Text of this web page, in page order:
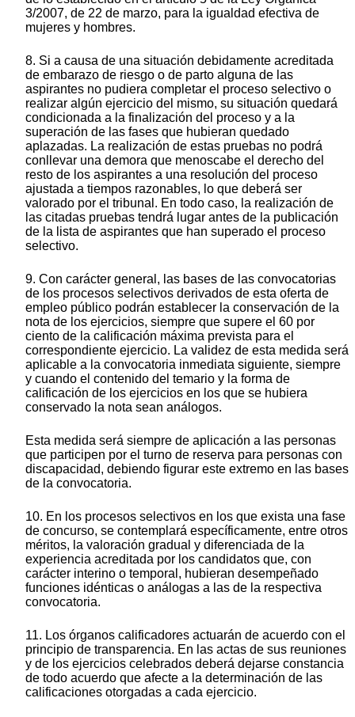
3/2007, de 22 de marzo, para la igualdad efectiva de
mujeres y hombres.
8. Si a causa de una situación debidamente acreditada
de embarazo de riesgo o de parto alguna de las
aspirantes no pudiera completar el proceso selectivo o
realizar algún ejercicio del mismo, su situación quedará
condicionada a la finalización del proceso y a la
superación de las fases que hubieran quedado
aplazadas. La realización de estas pruebas no podrá
conllevar una demora que menoscabe el derecho del
resto de los aspirantes a una resolución del proceso
ajustada a tiempos razonables, lo que deberá ser
valorado por el tribunal. En todo caso, la realización de
las citadas pruebas tendrá lugar antes de la publicación
de la lista de aspirantes que han superado el proceso
selectivo.
9. Con carácter general, las bases de las convocatorias
de los procesos selectivos derivados de esta oferta de
empleo público podrán establecer la conservación de la
nota de los ejercicios, siempre que supere el 60 por
ciento de la calificación máxima prevista para el
correspondiente ejercicio. La validez de esta medida será
aplicable a la convocatoria inmediata siguiente, siempre
y cuando el contenido del temario y la forma de
calificación de los ejercicios en los que se hubiera
conservado la nota sean análogos.
Esta medida será siempre de aplicación a las personas
que participen por el turno de reserva para personas con
discapacidad, debiendo figurar este extremo en las bases
de la convocatoria.
10. En los procesos selectivos en los que exista una fase
de concurso, se contemplará específicamente, entre otros
méritos, la valoración gradual y diferenciada de la
experiencia acreditada por los candidatos que, con
carácter interino o temporal, hubieran desempeñado
funciones idénticas o análogas a las de la respectiva
convocatoria.
11. Los órganos calificadores actuarán de acuerdo con el
principio de transparencia. En las actas de sus reuniones
y de los ejercicios celebrados deberá dejarse constancia
de todo acuerdo que afecte a la determinación de las
calificaciones otorgadas a cada ejercicio.